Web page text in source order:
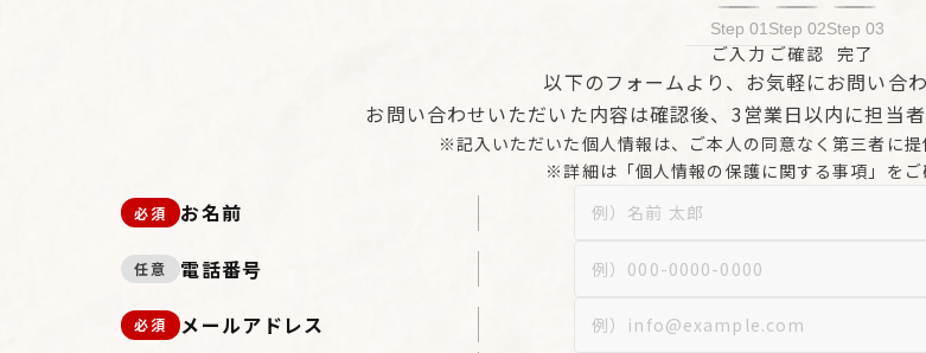
Step 01
ご入力
Step 02
ご確認
Step 03
完了
以下のフォームより、 お気軽にお問い合
お問い合わせいただいた内容は確認後、 3営業日以内に担当
※記入いただいた個人情報は、ご本人の同意なく第三者に提
※詳細は「個人情報の保護に関する事項」を
必須 お名前
任意 電話番号
必須 メールアドレス